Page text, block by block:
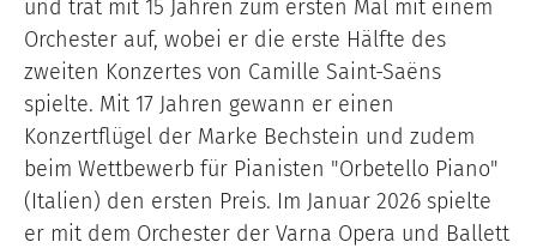
und trat mit 15 Jahren zum ersten Mal mit einem
Orchester auf, wobei er die erste Hälfte des
zweiten Konzertes von Camille Saint-Saëns
spielte. Mit 17 Jahren gewann er einen
Konzertflügel der Marke Bechstein und zudem
beim Wettbewerb für Pianisten "Orbetello Piano"
(Italien) den ersten Preis. Im Januar 2026 spielte
er mit dem Orchester der Varna Opera und Ballett